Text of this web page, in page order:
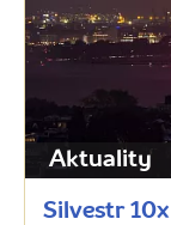
Aktuality
Silvestr